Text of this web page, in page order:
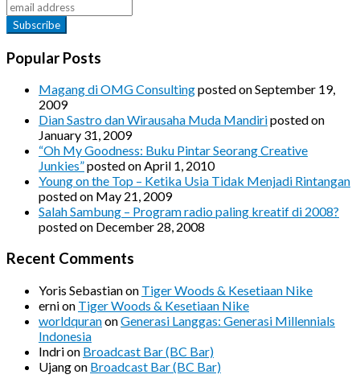
Popular Posts
Magang di OMG Consultingposted on September 19,
2009
Dian Sastro dan Wirausaha Muda Mandiriposted on
January 31, 2009
“Oh My Goodness: Buku Pintar Seorang Creative
Junkies”posted on April 1, 2010
Young on the Top – Ketika Usia Tidak Menjadi Rintangan
posted on May 21, 2009
Salah Sambung – Program radio paling kreatif di 2008?
posted on December 28, 2008
Recent Comments
Yoris Sebastianon Tiger Woods & Kesetiaan Nike
ernion Tiger Woods & Kesetiaan Nike
worldquranonGenerasi Langgas: Generasi Millennials
Indonesia
Indrion Broadcast Bar (BC Bar)
Ujangon Broadcast Bar (BC Bar)